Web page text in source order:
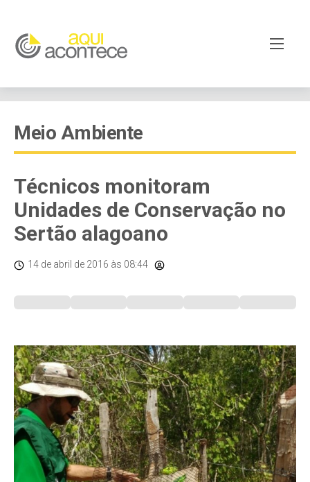
Meio Ambiente
Técnicos monitoram
Unidades de Conservação no
Sertão alagoano
14 de abril de 2016 às 08:44